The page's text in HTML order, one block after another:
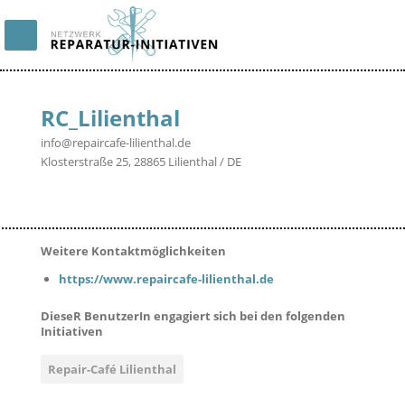
RC_Lilienthal
info@repaircafe-lilienthal.de
Klosterstraße 25, 28865 Lilienthal / DE
Weitere Kontaktmöglichkeiten
https://www.repaircafe-lilienthal.de
DieseR BenutzerIn engagiert sich bei den folgenden
Initiativen
Repair-Café Lilienthal